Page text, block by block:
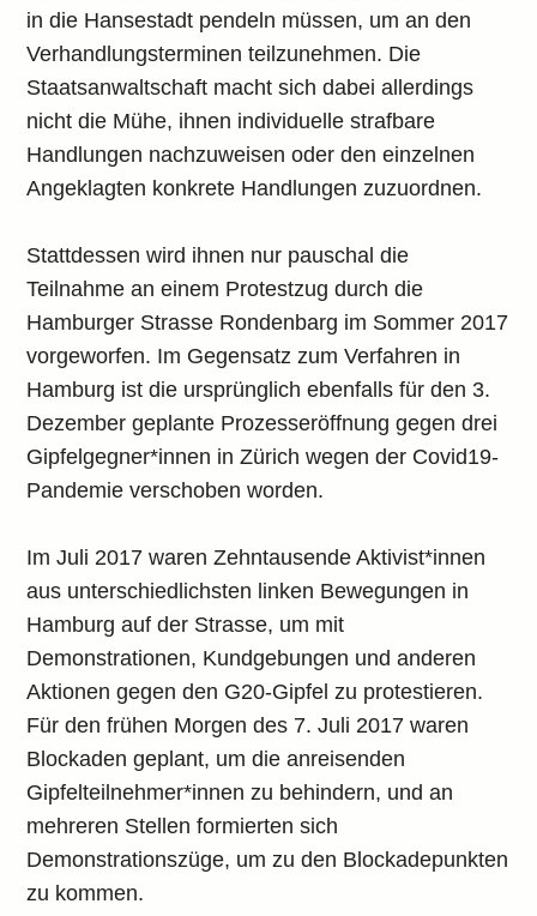
in die Hansestadt pendeln müssen, um an den
Verhandlungsterminen teilzunehmen. Die
Staatsanwaltschaft macht sich dabei allerdings
nicht die Mühe, ihnen individuelle strafbare
Handlungen nachzuweisen oder den einzelnen
Angeklagten konkrete Handlungen zuzuordnen.
Stattdessen wird ihnen nur pauschal die
Teilnahme an einem Protestzug durch die
Hamburger Strasse Rondenbarg im Sommer 2017
vorgeworfen. Im Gegensatz zum Verfahren in
Hamburg ist die ursprünglich ebenfalls für den 3.
Dezember geplante Prozesseröffnung gegen drei
Gipfelgegner*innen in Zürich wegen der Covid19-
Pandemie verschoben worden.
Im Juli 2017 waren Zehntausende Aktivist*innen
aus unterschiedlichsten linken Bewegungen in
Hamburg auf der Strasse, um mit
Demonstrationen, Kundgebungen und anderen
Aktionen gegen den G20-Gipfel zu protestieren.
Für den frühen Morgen des 7. Juli 2017 waren
Blockaden geplant, um die anreisenden
Gipfelteilnehmer*innen zu behindern, und an
mehreren Stellen formierten sich
Demonstrationszüge, um zu den Blockadepunkten
zu kommen.